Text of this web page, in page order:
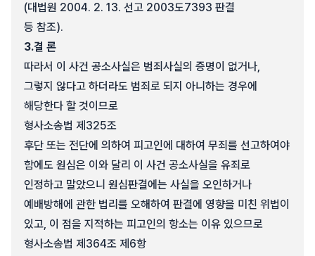
(대법원 2004. 2. 13. 선고 2003도7393 판결
등 참조).
3.결 론
따라서 이 사건 공소사실은 범죄사실의 증명이 없거나,
그렇지 않다고 하더라도 범죄로 되지 아니하는 경우에
해당한다 할 것이므로
형사소송법 제325조
후단 또는 전단에 의하여 피고인에 대하여 무죄를 선고하여야
함에도 원심은 이와 달리 이 사건 공소사실을 유죄로
인정하고 말았으니 원심판결에는 사실을 오인하거나
예배방해에 관한 법리를 오해하여 판결에 영향을 미친 위법이
있고, 이 점을 지적하는 피고인의 항소는 이유 있으므로
형사소송법 제364조 제6항